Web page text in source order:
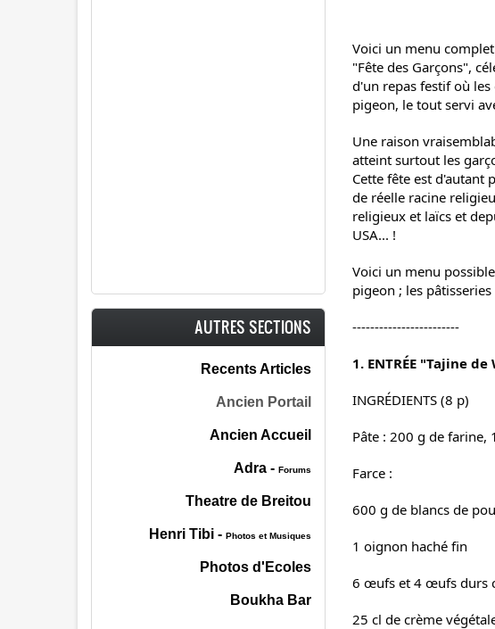
AUTRES SECTIONS
Recents Articles
Ancien Portail
Ancien Accueil
Adra - Forums
Theatre de Breitou
Henri Tibi- Photos et Musiques
Photos d'Ecoles
Boukha Bar
Voici un menu
"Fête des Garçons",
d'un repas festif où
pigeon, le tout servi
Une raison
atteint surtout les
Cette fête est d'autant
de réelle racine
religieux et laïcs et
USA... !
Voici un menu
pigeon ; les
------------------------
1. ENTRÉE "Tajine
INGRÉDIENTS (8 p)
Pâte : 200 g de farine,
Farce :
600 g de blancs de
1 oignon haché fin
6 œufs et 4 œufs durs
25 cl de crème